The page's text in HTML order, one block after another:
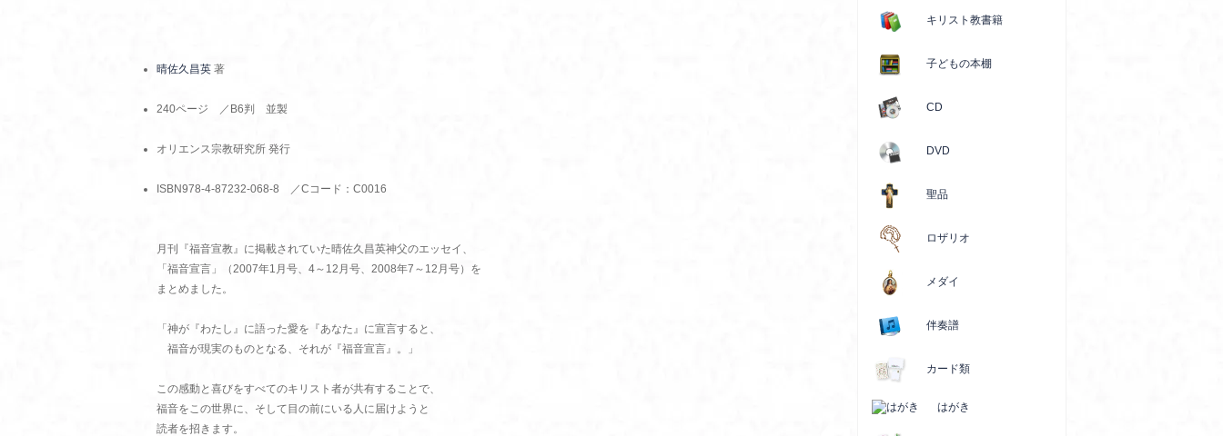
晴佐久昌英 著
240ページ ／B6判 並製
オリエンス宗教研究所 発行
ISBN978-4-87232-068-8 ／Cコード：C0016
月刊『福音宣教』に掲載されていた晴佐久昌英神父のエッセイ、
「福音宣言」（2007年1月号、4～12月号、2008年7～12月号）を
まとめました。
「神が『わたし』に語った愛を『あなた』に宣言すると、
福音が現実のものとなる、それが『福音宣言』。」
この感動と喜びをすべてのキリスト者が共有することで、
福音をこの世界に、そして目の前にいる人に届けようと
読者を招きます。
キリスト教書籍
子どもの本棚
CD
DVD
聖品
ロザリオ
メダイ
伴奏譜
カード類
はがき